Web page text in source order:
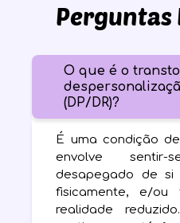
Perguntas
O que é o
(DP/DR)?
É uma condição
envolve
desapegado de si
fisicamente, e/
realidade